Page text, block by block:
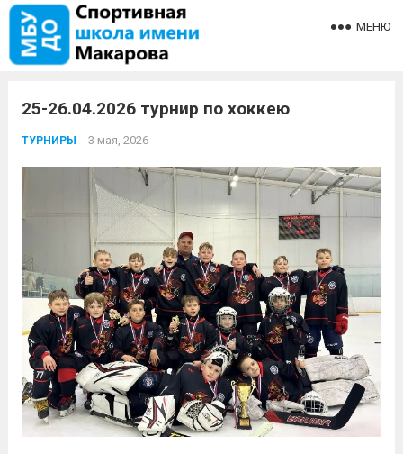
МЕНЮ
25-26.04.2026 турнир по хоккею
ТУРНИРЫ 3 мая, 2026